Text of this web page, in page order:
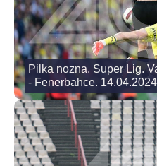
Pilka nozna. Super Lig.
- Fenerbahce. 14.04.2024